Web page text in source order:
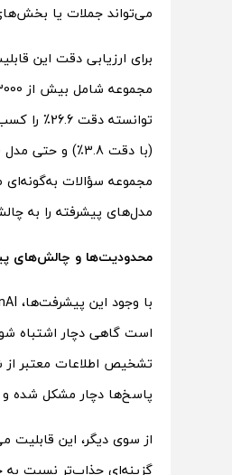
می‌تواند جملات یا
مجموعه سؤالات به‌گونه‌ای
مدل‌های پیشرفته را به
محدودیت‌ها و چالش‌های
است گاهی دچار اشتباه
تشخیص اطلاعات معتبر
پاسخ‌ها دچار مشکل شده و
از سوی دیگر، این قابلیت
گزینه‌ای جذاب‌تر نسبت